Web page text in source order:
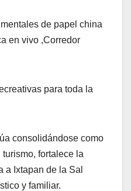
de papel china
en vivo ,Corredor
para toda la
consolidándose como
fortalece la
a Ixtapan de la Sal
y familiar.